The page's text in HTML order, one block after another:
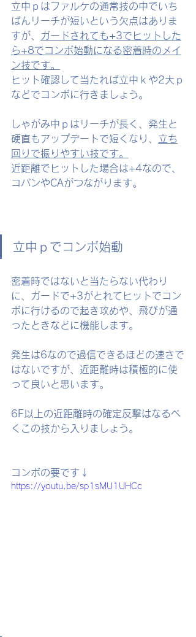
立中ｐはファルケの通常技の中でいち
ばんリーチが短いという欠点はありま
すが、
ガードされても+3でヒットした
ら+8でコンボ始動になる密着時のメイ
ン技です。
ヒット確認して当たれば立中ｋや2大ｐ
などでコンボに行きましょう。
しゃがみ中ｐはリーチが長く、発生と
硬直もアップデートで短くなり、 立ち
回りで振りやすい技です。
近距離でヒットした場合は+4なので、
コパンやCAがつながります。
立中ｐでコンボ始動
密着時ではないと当たらない代わり
に、ガードで+3がとれてヒットでコン
ボに行けるので起き攻めや、飛びが通
ったときなどに機能します。
発生は6なので過信できるほどの速さで
はないですが、近距離時は積極的に使
って良いと思います。
6F以上の近距離時の確定反撃はなるべ
くこの技から入りましょう。
コンボの要です↓
https://youtu.be/sp1sMU1UHCc